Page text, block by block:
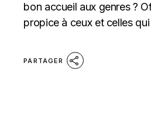
bon accueil aux genres ?
propice à ceux et celles
PARTAGER